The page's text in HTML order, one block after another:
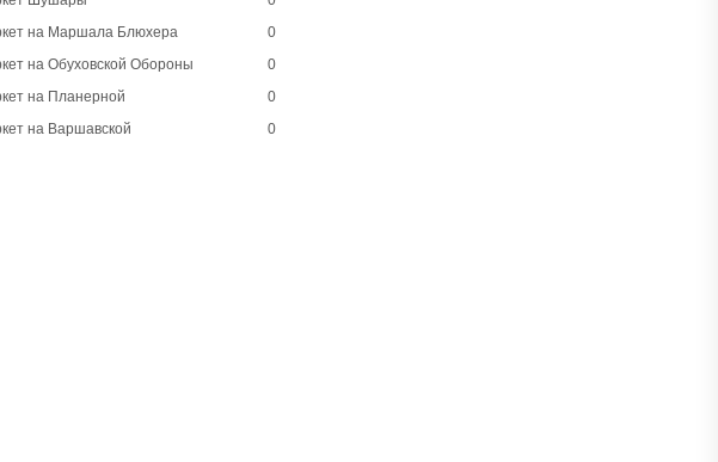
на Маршала Блюхера
0
на Обуховской Обороны
0
на Планерной
0
на Варшавской
0